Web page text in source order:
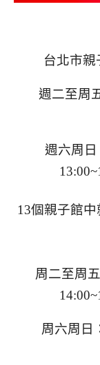
台北市親
週二至周
週六周日
13個親子館中
周二至周
周六周日